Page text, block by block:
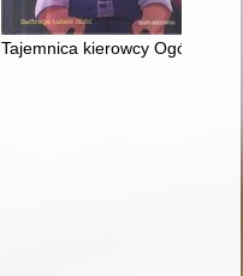
Tajemnica kierowcy Ogórka